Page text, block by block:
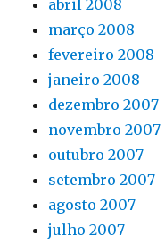
abril 2008
março 2008
fevereiro 2008
janeiro 2008
dezembro 2007
novembro 2007
outubro 2007
setembro 2007
agosto 2007
julho 2007